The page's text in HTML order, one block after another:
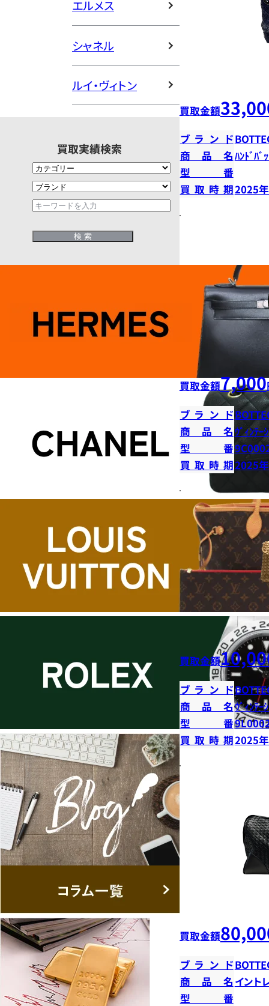
エルメス
シャネル
ルイ・ヴィトン
買取実績検索
買取金額
ブランド
商品名ﾊﾝﾄﾞﾊﾞ
型番
買取時期2025
買取金額7,000
ブランド
商品名ｳﾞｨﾝﾃｰ
型番
買取時期2025
買取金額
ブランド
商品名ｳﾞｨﾝﾃｰ
型番
買取時期2025
買取金額
ブランド
商品名 イント
型番